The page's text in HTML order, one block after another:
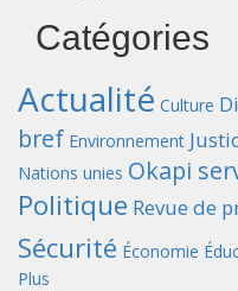
Catégories
Actualité Culture
bref Environnement
Nations unies Okapi
Politique Revue de
Sécurité Économie
Plus